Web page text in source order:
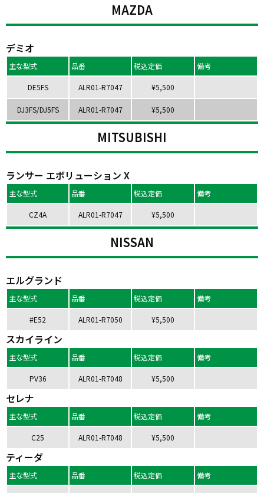
MAZDA
デミオ
主な型式 品番 税込定価 備考
DE5FS ALR01-R7047 ¥5,500
DJ3FS/DJ5FS ALR01-R7047 ¥5,500
MITSUBISHI
ランサー エボリューション X
主な型式 品番 税込定価 備考
CZ4A ALR01-R7047 ¥5,500
NISSAN
エルグランド
主な型式 品番 税込定価 備考
#E52 ALR01-R7050 ¥5,500
スカイライン
主な型式 品番 税込定価 備考
PV36 ALR01-R7048 ¥5,500
セレナ
主な型式 品番 税込定価 備考
C25 ALR01-R7048 ¥5,500
ティーダ
主な型式 品番 税込定価 備考